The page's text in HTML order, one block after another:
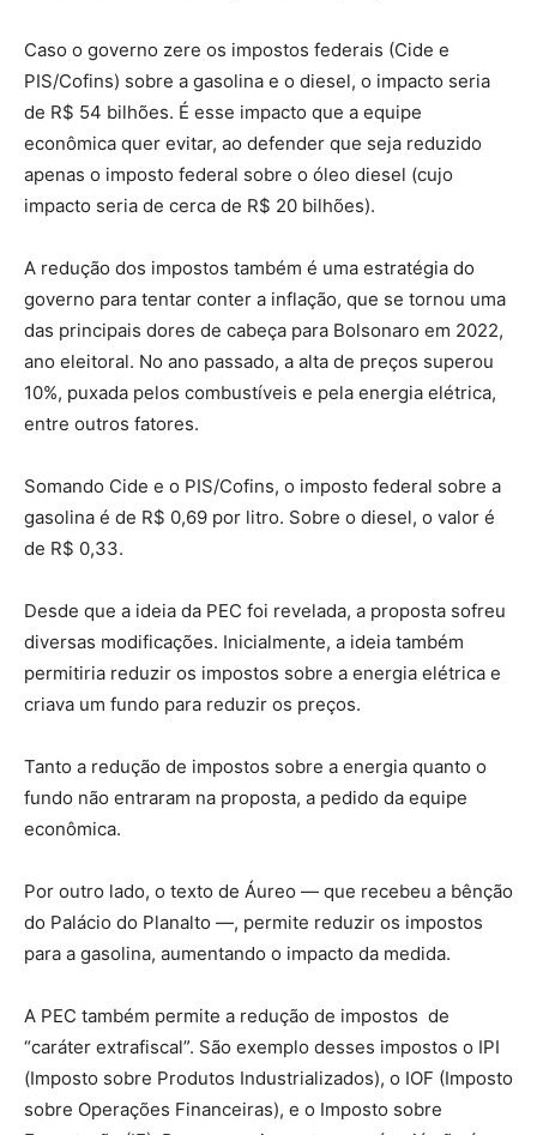
Caso o governo zere os impostos federais (Cide e
PIS/Cofins) sobre a gasolina e o diesel, o impacto seria
de R$ 54 bilhões. É esse impacto que a equipe
econômica quer evitar, ao defender que seja reduzido
apenas o imposto federal sobre o óleo diesel (cujo
impacto seria de cerca de R$ 20 bilhões).
A redução dos impostos também é uma estratégia do
governo para tentar conter a inflação, que se tornou uma
das principais dores de cabeça para Bolsonaro em 2022,
ano eleitoral. No ano passado, a alta de preços superou
10%, puxada pelos combustíveis e pela energia elétrica,
entre outros fatores.
Somando Cide e o PIS/Cofins, o imposto federal sobre a
gasolina é de R$ 0,69 por litro. Sobre o diesel, o valor é
de R$ 0,33.
Desde que a ideia da PEC foi revelada, a proposta sofreu
diversas modificações. Inicialmente, a ideia também
permitiria reduzir os impostos sobre a energia elétrica e
criava um fundo para reduzir os preços.
Tanto a redução de impostos sobre a energia quanto o
fundo não entraram na proposta, a pedido da equipe
econômica.
Por outro lado, o texto de Áureo — que recebeu a bênção
do Palácio do Planalto —, permite reduzir os impostos
para a gasolina, aumentando o impacto da medida.
A PEC também permite a redução de impostos de
“caráter extrafiscal”. São exemplo desses impostos o IPI
(Imposto sobre Produtos Industrializados), o IOF (Imposto
sobre Operações Financeiras), e o Imposto sobre